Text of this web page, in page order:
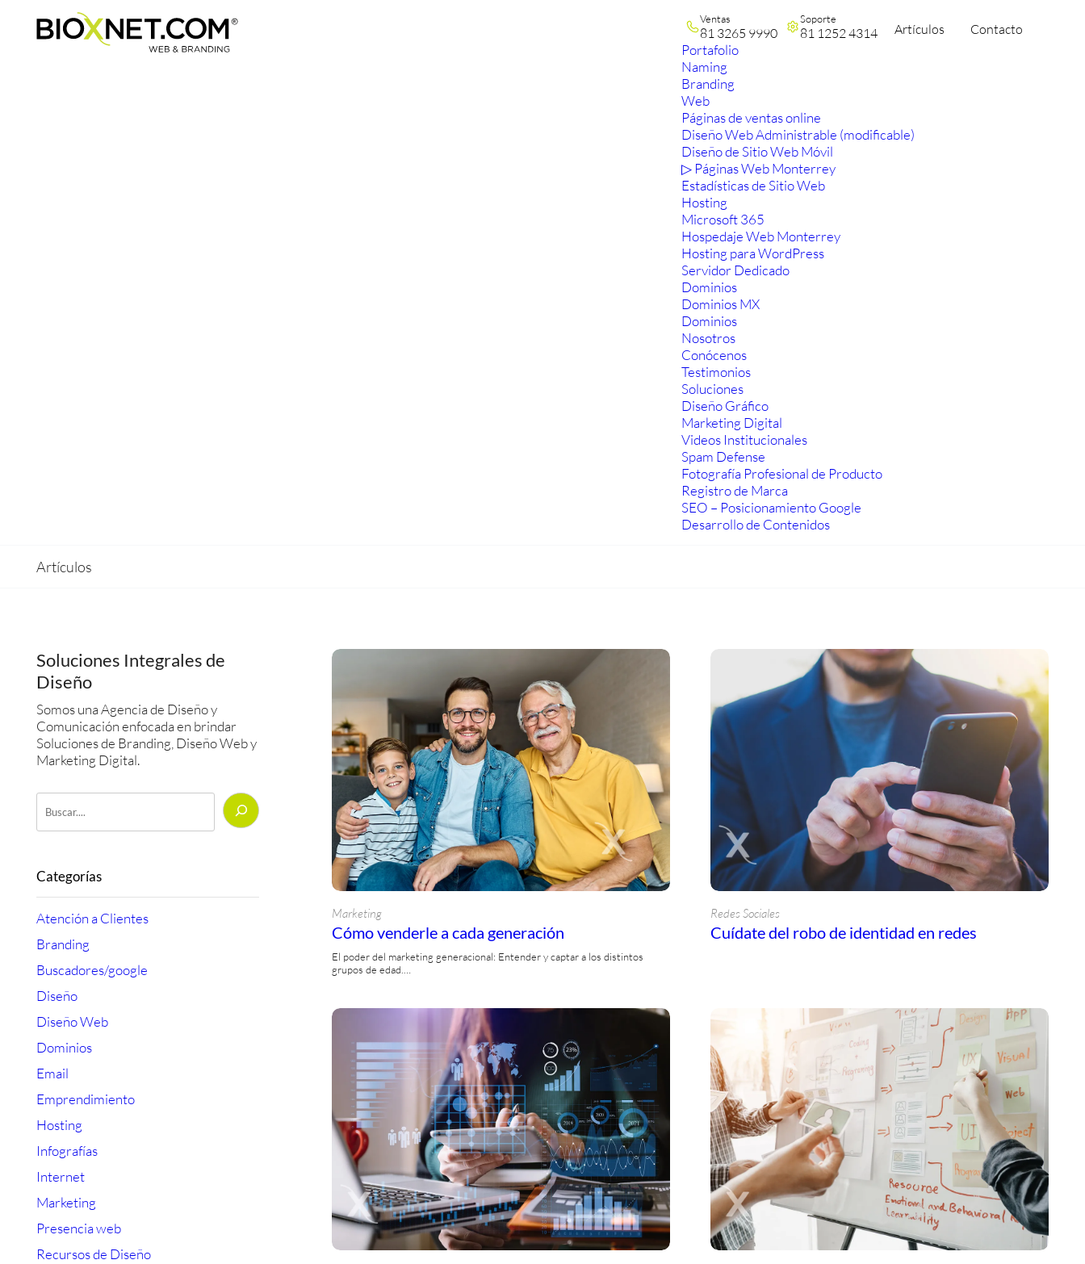
Ventas
81 3265 9990
Soporte
81 1252 4314 Artículos Contacto
Portafolio
Naming
Branding
Web
Páginas de ventas online
Diseño Web Administrable (modificable)
Diseño de Sitio Web Móvil
▷ Páginas Web Monterrey
Estadísticas de Sitio Web
Hosting
Microsoft 365
Hospedaje Web Monterrey
Hosting para WordPress
Servidor Dedicado
Dominios
Dominios MX
Dominios
Nosotros
Conócenos
Testimonios
Soluciones
Diseño Gráfico
Marketing Digital
Videos Institucionales
Spam Defense
Fotografía Profesional de Producto
Registro de Marca
SEO – Posicionamiento Google
Desarrollo de Contenidos
Artículos
Soluciones Integrales de
Diseño
Somos una Agencia de Diseño y
Comunicación enfocada en brindar
Soluciones de Branding, Diseño Web y
Marketing Digital.
Buscar
Categorías
Atención a Clientes
Branding
Buscadores/google
Diseño
Diseño Web
Dominios
Email
Emprendimiento
Hosting
Infografías
Internet
Marketing
Presencia web
Recursos de Diseño
Marketing
Cómo venderle a cada generación
El poder del marketing generacional: Entender y captar a los distintos
grupos de edad.…
Redes Sociales
Cuídate del robo de identidad en redes